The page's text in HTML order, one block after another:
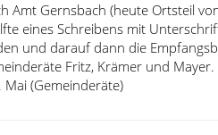
Amt Gernsbach (heute Ortsteil
eines Schreibens mit
und darauf dann die
Fritz, Krämer und
(Gemeinderäte)